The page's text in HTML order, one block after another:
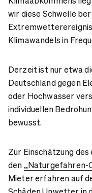
wir diese Schwelle
Klimawandels in
Derzeit ist nur etwa
Deutschland gegen
oder Hochwasser
individuellen
bewusst.
Zur Einschätzung
den„Naturgefahren-
Mieter erfahren auf